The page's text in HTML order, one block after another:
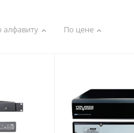
алфавиту По цене